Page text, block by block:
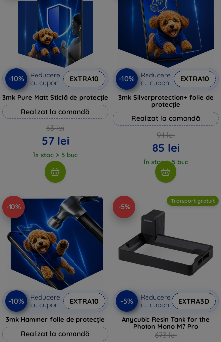
-10%
Reducere
cu cupon
EXTRA10
3mk Pure Matt Sticlă de protecție
Realizat la comandă
63 lei
57 lei
În stoc > 5 buc
-10%
Reducere
cu cupon
EXTRA10
3mk Silverprotection+ folie de
protecție
Realizat la comandă
94 lei
85 lei
În stoc > 5 buc
-10%
-10%
Reducere
cu cupon
EXTRA10
3mk Hammer folie de protecție
Realizat la comandă
-5%
Transport gratuit
-5%
Reducere
cu cupon
EXTRA3D
Anycubic Resin Tank for the
Photon Mono M7 Pro
673 lei